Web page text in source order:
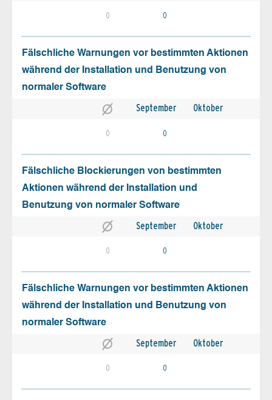
0 0
Fälschliche Warnungen vor bestimmten Aktionen
während der Installation und Benutzung von
normaler Software
September Oktober
0 0
Fälschliche Blockierungen von bestimmten
Aktionen während der Installation und
Benutzung von normaler Software
September Oktober
0 0
Fälschliche Warnungen vor bestimmten Aktionen
während der Installation und Benutzung von
normaler Software
September Oktober
0 0